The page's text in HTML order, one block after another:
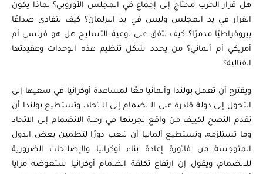
هل قرار الحرب محتاج إلى إجماع في المجلس الأوروبي؟ لماذا يكون
القرار في يد المجلس وليس في يد البرلمان؟ كيف نتفادى صداعًا
بيروقراطيًا مدمرًا؟ كيف نتفق على نوعية التسليح هل هو فرنسي أم
أمريكي أم ألماني؟ من يحدد شكل تنظيم هذه الوحدات وعقيدتها
القتالية؟
ويقترح أن تعمل بولندا وألمانيا معًا لمساعدة أوكرانيا في سعيها إلى
التحول إلى دولة قادرة على الانضمام إلى الاتحاد، وتستطيع بولندا أن
تقدم النصح لكييف من واقع تجربتها في رحلة الانضمام إلى الاتحاد
وما تستلزمه، وتستطيع ألمانيا أن تلعب دورًا لتطمين بعض الدول
المتوجسة من فاتورة إعادة بناء أوكرانيا والإصلاحات الضرورية
للانضمام، ويقول إن ارتفاع تكلفة انضمام أوكرانيا ستعوضه مزايا